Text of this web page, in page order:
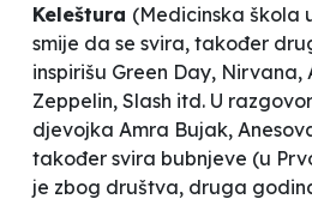
Keleštura (Medicinska škola
smije da se svira, također
inspirišu Green Day, Nirvana,
Zeppelin, Slash itd. U
djevojka Amra Bujak,
također svira bubnjeve (u
je zbog društva, druga